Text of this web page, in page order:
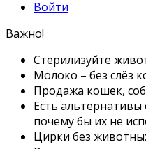
Войти
Важно!
Стерилизуйте
Молоко – без слёз
Продажа кошек,
Есть
почему бы их не
Цирки без